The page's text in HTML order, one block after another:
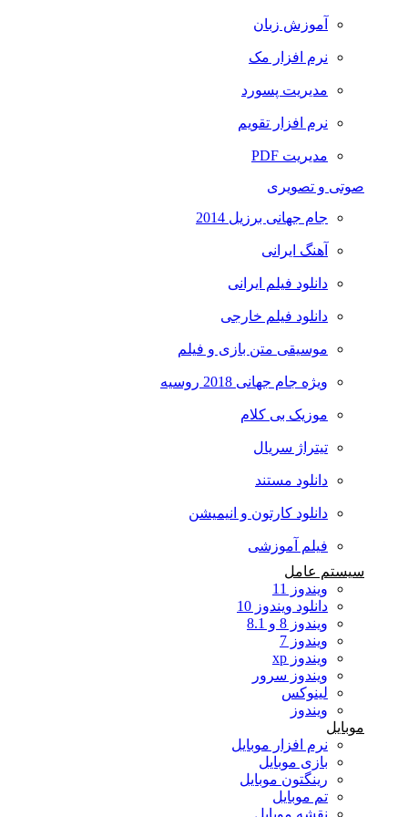
آموزش زبان
نرم افزار مک
مدیریت پسورد
نرم افزار تقویم
مدیریت PDF
صوتی و تصویری
جام جهانی برزیل 2014
آهنگ ایرانی
دانلود فیلم ایرانی
دانلود فیلم خارجی
موسیقی متن بازی و فیلم
ویژه جام جهانی 2018 روسیه
موزیک بی کلام
تیتراژ سریال
دانلود مستند
دانلود کارتون و انیمیشن
فیلم آموزشی
سیستم عامل
ویندوز 11
دانلود ویندوز 10
ویندوز 8 و 8.1
ویندوز 7
ویندوز xp
ویندوز سرور
لینوکس
ویندوز
موبایل
نرم افزار موبایل
بازی موبایل
رینگتون موبایل
تم موبایل
نقشه موبایل